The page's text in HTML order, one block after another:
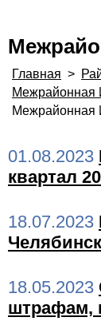
Главная >
Межрайонная
Межрайонная
01.08.2023
квартал
18.07.2023
18.05.2023
штрафам,